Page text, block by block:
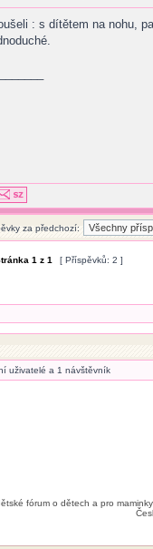
: s dítětem na nohu,
za předchozí:
1 z1 [ Příspěvků: 2 ]
uživatelé a 1 návštěvník
fórum o dětech a pro